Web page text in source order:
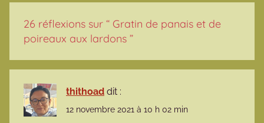
26 réflexions sur “ Gratin de panais et de
poireaux aux lardons ”
thithoad dit :
12 novembre 2021 à 10 h 02 min